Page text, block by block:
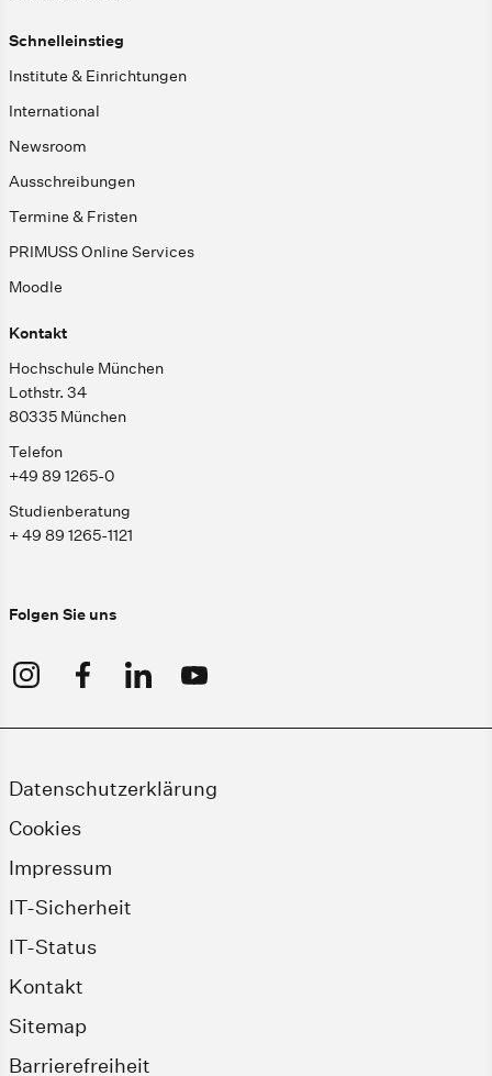
Schnelleinstieg
Institute & Einrichtungen
International
Newsroom
Ausschreibungen
Termine & Fristen
PRIMUSS Online Services
Moodle
Kontakt
Hochschule München
Lothstr. 34
80335 München
Telefon
+49 89 1265-0
Studienberatung
+ 49 89 1265-1121
Folgen Sie uns
Datenschutzerklärung
Cookies
Impressum
IT-Sicherheit
IT-Status
Kontakt
Sitemap
Barrierefreiheit